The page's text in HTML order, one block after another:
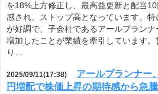
を18%上方修正し、最高益更新と配当
感され、ストップ高となっています。
が好調で、子会社であるアールプラン
増加したことが業績を牽引しています
り…
2025/09/11(17:38)
アールプランナー
円増配で株価上昇の期待感から急騰